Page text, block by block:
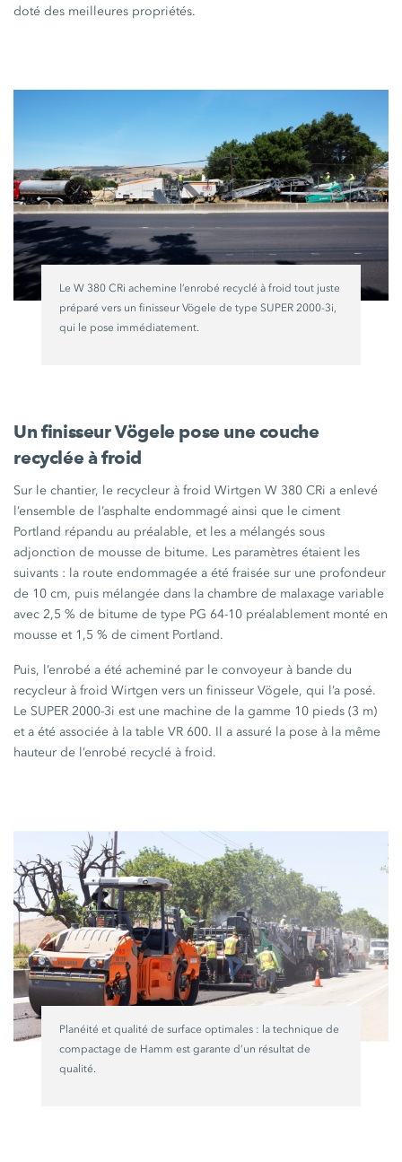
doté des meilleures propriétés.
Le W 380 CRi achemine l’enrobé recyclé à froid tout juste
préparé vers un finisseur Vögele de type SUPER 2000-3i,
qui le pose immédiatement.
Un finisseur Vögele pose une couche
recyclée à froid
Sur le chantier, le recycleur à froid WirtgenW 380 CRi a enlevé
l’ensemble de l’asphalte endommagé ainsi que le ciment
Portland répandu au préalable, et les a mélangés sous
adjonction de mousse de bitume. Les paramètres étaient les
suivants : la route endommagée a été fraisée sur une profondeur
de 10 cm, puis mélangée dans la chambre de malaxage variable
avec2,5 % de bitume de type PG 64-10 préalablement monté en
mousse et 1,5 % de ciment Portland.
Puis, l’enrobé a été acheminé par le convoyeur à bande du
recycleur à froid Wirtgen vers un finisseur Vögele, qui l’a posé.
Le SUPER 2000-3i est une machine de la gamme 10 pieds (3 m)
et a été associée à la tableVR 600. Il a assuré la pose à la même
hauteur de l’enrobé recyclé à froid.
Planéité et qualité de surface optimales : la technique de
compactage de Hamm est garante d’un résultat de
qualité.